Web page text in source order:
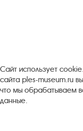
Сайт использует
сайта ples-museum.ru
что мы обрабатываем
данные.